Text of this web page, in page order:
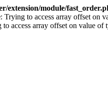
extension/module/
: Trying to access array offset on
to access array offset on value of